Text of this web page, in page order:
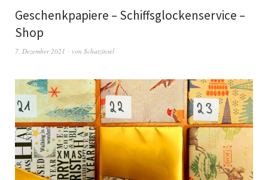
Geschenkpapiere – Schiffsglockenservice –
Shop
7. Dezember 2021 von Schatzinsel